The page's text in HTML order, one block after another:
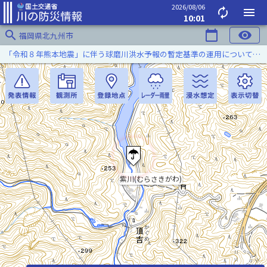
2026/08/06
10:01 autorenew
menu
search 福岡県北九州市 calendar_today visibility
紫川(むらさきがわ)
「令和８年熊本地震」に伴う球磨川洪水予報の暫定基準の運用について（令和８年８月５日）